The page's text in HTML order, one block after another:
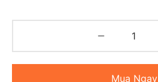
Mua Ngay